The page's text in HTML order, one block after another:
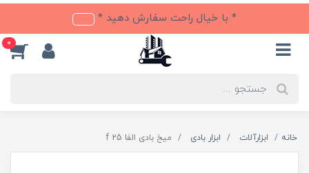
* با خیال راحت سفارش دهید *
0
خانه ابزارآلات ابزار بادی میخ بادی الفا f 25